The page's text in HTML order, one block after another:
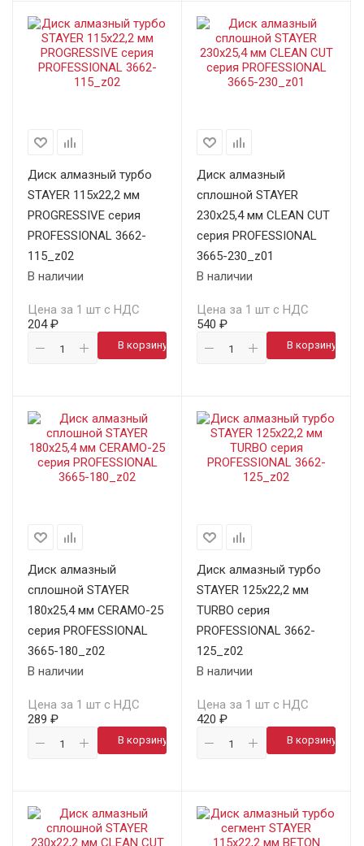
Диск алмазный турбо
STAYER 115х22,2 мм
PROGRESSIVE серия
PROFESSIONAL 3662-
115_z02
В наличии
Цена за 1 шт с НДС
204 ₽
В корзину
Диск алмазный
сплошной STAYER
230х25,4 мм CLEAN CUT
серия PROFESSIONAL
3665-230_z01
В наличии
Цена за 1 шт с НДС
540 ₽
В корзину
Диск алмазный
сплошной STAYER
180х25,4 мм CERAMO-25
серия PROFESSIONAL
3665-180_z02
В наличии
Цена за 1 шт с НДС
289 ₽
В корзину
Диск алмазный турбо
STAYER 125х22,2 мм
TURBO серия
PROFESSIONAL 3662-
125_z02
В наличии
Цена за 1 шт с НДС
420 ₽
В корзину